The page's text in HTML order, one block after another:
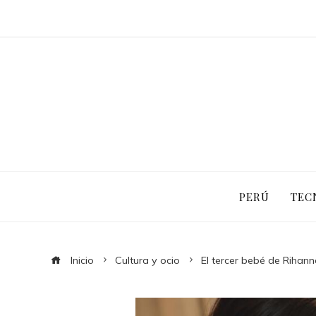
PERÚ
Inicio Cultura y ocio El tercer bebé de